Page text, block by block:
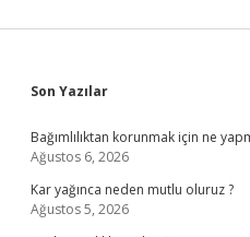
Sidebar
Son Yazılar
Bağımlılıktan korunmak için ne
Ağustos 6, 2026
Kar yağınca neden mutlu oluruz ?
Ağustos 5, 2026